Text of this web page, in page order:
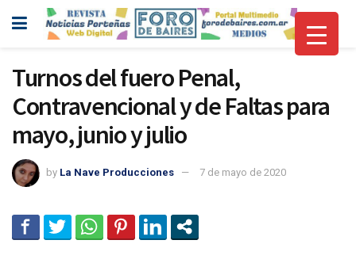
Turnos del fuero Penal,
Contravencional y de Faltas para
mayo, junio y julio
by La Nave Producciones 7 de mayo de 2020